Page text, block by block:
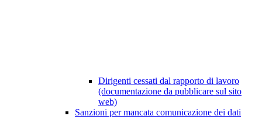
Dirigenti cessati dal rapporto di lavoro
(documentazione da pubblicare sul sito
web)
Sanzioni per mancata comunicazione dei dati